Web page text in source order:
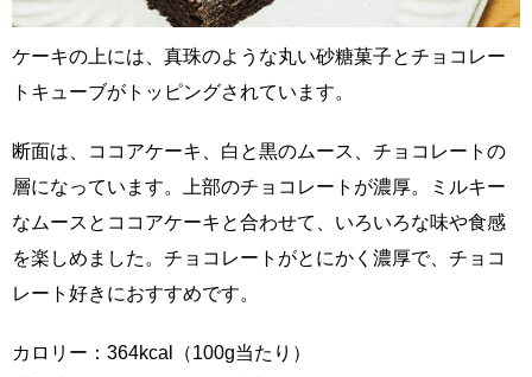
ケーキの上には、真珠のような丸い砂糖菓子とチョコレー
トキューブがトッピングされています。
断面は、ココアケーキ、白と黒のムース、チョコレートの
層になっています。上部のチョコレートが濃厚。ミルキー
なムースとココアケーキと合わせて、いろいろな味や食感
を楽しめました。チョコレートがとにかく濃厚で、チョコ
レート好きにおすすめです。
カロリー：364kcal（100g当たり）